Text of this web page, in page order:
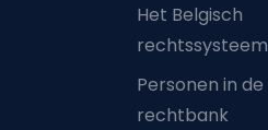
Het Belgisch
rechtssysteem
Personen in de
rechtbank